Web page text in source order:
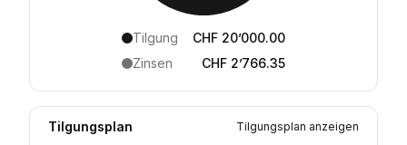
Tilgung
CHF 20’000.00
Zinsen
CHF 2’766.35
Tilgungsplan Tilgungsplan anzeigen